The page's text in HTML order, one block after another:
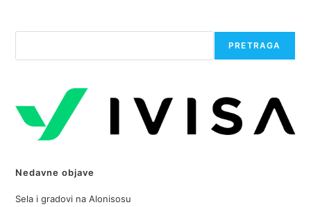
PRETRAGA
Nedavne objave
Sela i gradovi na Alonisosu